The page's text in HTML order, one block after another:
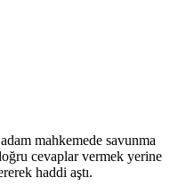
mahkemede savunma
cevaplar vermek yerine
haddi aştı.